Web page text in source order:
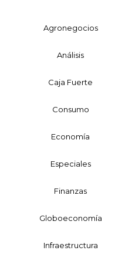
Agronegocios
Análisis
Caja Fuerte
Consumo
Economía
Especiales
Finanzas
Globoeconomía
Infraestructura